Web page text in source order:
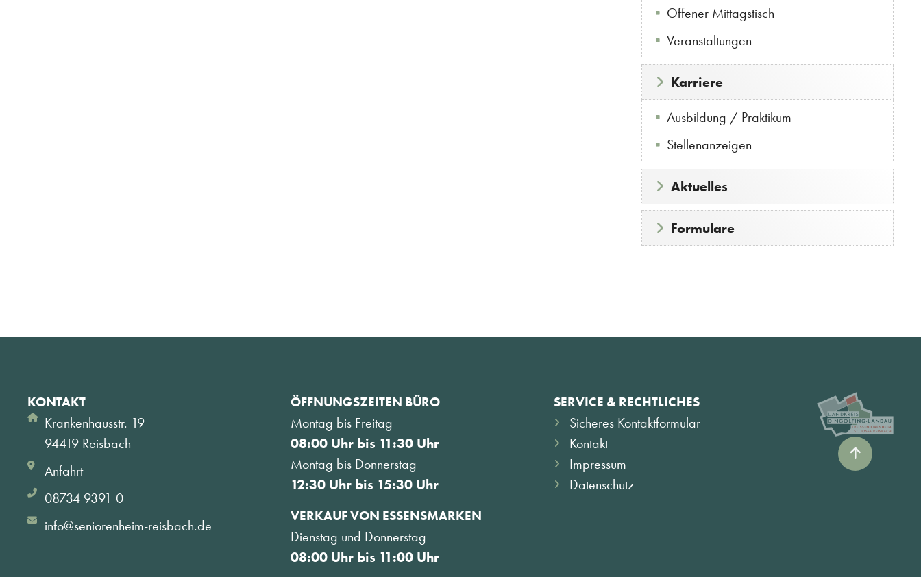
Offener Mittagstisch
Veranstaltungen
Karriere
Ausbildung / Praktikum
Stellenanzeigen
Aktuelles
Formulare
KONTAKT
Krankenhausstr. 19
94419 Reisbach
Anfahrt
08734 9391-0
info@seniorenheim-reisbach.de
ÖFFNUNGSZEITEN BÜRO
Montag bis Freitag
08:00 Uhr bis 11:30 Uhr
Montag bis Donnerstag
12:30 Uhr bis 15:30 Uhr
VERKAUF VON ESSENSMARKEN
Dienstag und Donnerstag
08:00 Uhr bis 11:00 Uhr
SERVICE & RECHTLICHES
Sicheres Kontaktformular
Kontakt
Impressum
Datenschutz